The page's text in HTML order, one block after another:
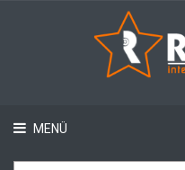
MENÜ